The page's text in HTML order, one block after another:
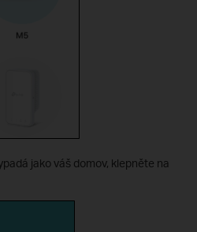
jako váš domov, klepněte na